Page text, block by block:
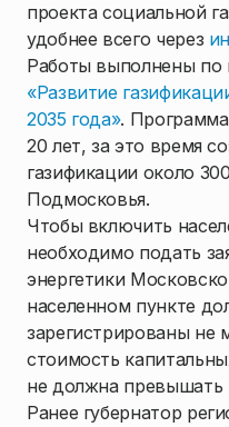
проекта социальной
удобнее всего через
Работы выполнены по
«Развитие
2035 года». Программа
20 лет, за это время
газификации около
Подмосковья.
Чтобы включить
необходимо подать
энергетики
населенном пункте
зарегистрированы не
стоимость
не должна превышать
Ранее губернатор